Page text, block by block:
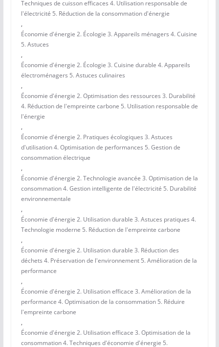
Techniques de cuisson efficaces 4. Utilisation responsable de
l'électricité 5. Réduction de la consommation d'énergie
,
Économie d'énergie 2. Écologie 3. Appareils ménagers 4. Cuisine
5. Astuces
,
Économie d'énergie 2. Écologie 3. Cuisine durable 4. Appareils
électroménagers 5. Astuces culinaires
,
Économie d'énergie 2. Optimisation des ressources 3. Durabilité
4. Réduction de l'empreinte carbone 5. Utilisation responsable de
l'énergie
,
Économie d'énergie 2. Pratiques écologiques 3. Astuces
d'utilisation 4. Optimisation de performances 5. Gestion de
consommation électrique
,
Économie d'énergie 2. Technologie avancée 3. Optimisation de la
consommation 4. Gestion intelligente de l'électricité 5. Durabilité
environnementale
,
Économie d'énergie 2. Utilisation durable 3. Astuces pratiques 4.
Technologie moderne 5. Réduction de l'empreinte carbone
,
Économie d'énergie 2. Utilisation durable 3. Réduction des
déchets 4. Préservation de l'environnement 5. Amélioration de la
performance
,
Économie d'énergie 2. Utilisation efficace 3. Amélioration de la
performance 4. Optimisation de la consommation 5. Réduire
l'empreinte carbone
,
Économie d'énergie 2. Utilisation efficace 3. Optimisation de la
consommation 4. Techniques d'économie d'énergie 5.